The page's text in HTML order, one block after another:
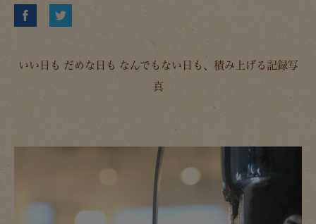
いい日も だめな日も なんでもない日も、積み上げる記録写
真